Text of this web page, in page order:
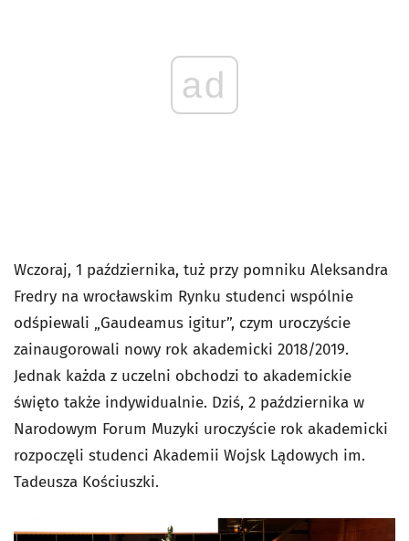
ad
Wczoraj, 1 października, tuż przy pomniku Aleksandra
Fredry na wrocławskim Rynku studenci wspólnie
odśpiewali „Gaudeamus igitur”, czym uroczyście
zainaugorowali nowy rok akademicki 2018/2019.
Jednak każda z uczelni obchodzi to akademickie
święto także indywidualnie. Dziś, 2 października w
Narodowym Forum Muzyki uroczyście rok akademicki
rozpoczęli studenci Akademii Wojsk Lądowych im.
Tadeusza Kościuszki.